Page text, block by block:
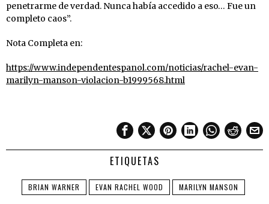
penetrarme de verdad. Nunca había accedido a eso… Fue un
completo caos”.
Nota Completa en:
https://www.independentespanol.com/noticias/rachel-evan-
marilyn-manson-violacion-b1999568.html
ETIQUETAS
BRIAN WARNER EVAN RACHEL WOOD MARILYN MANSON